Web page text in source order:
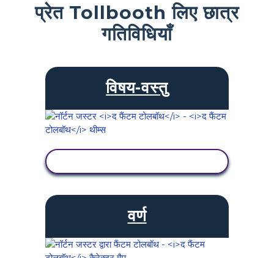
प्रेत Tollbooth लिए छात्र
गतिविधियाँ
विषय-वस्तु
वर्ण